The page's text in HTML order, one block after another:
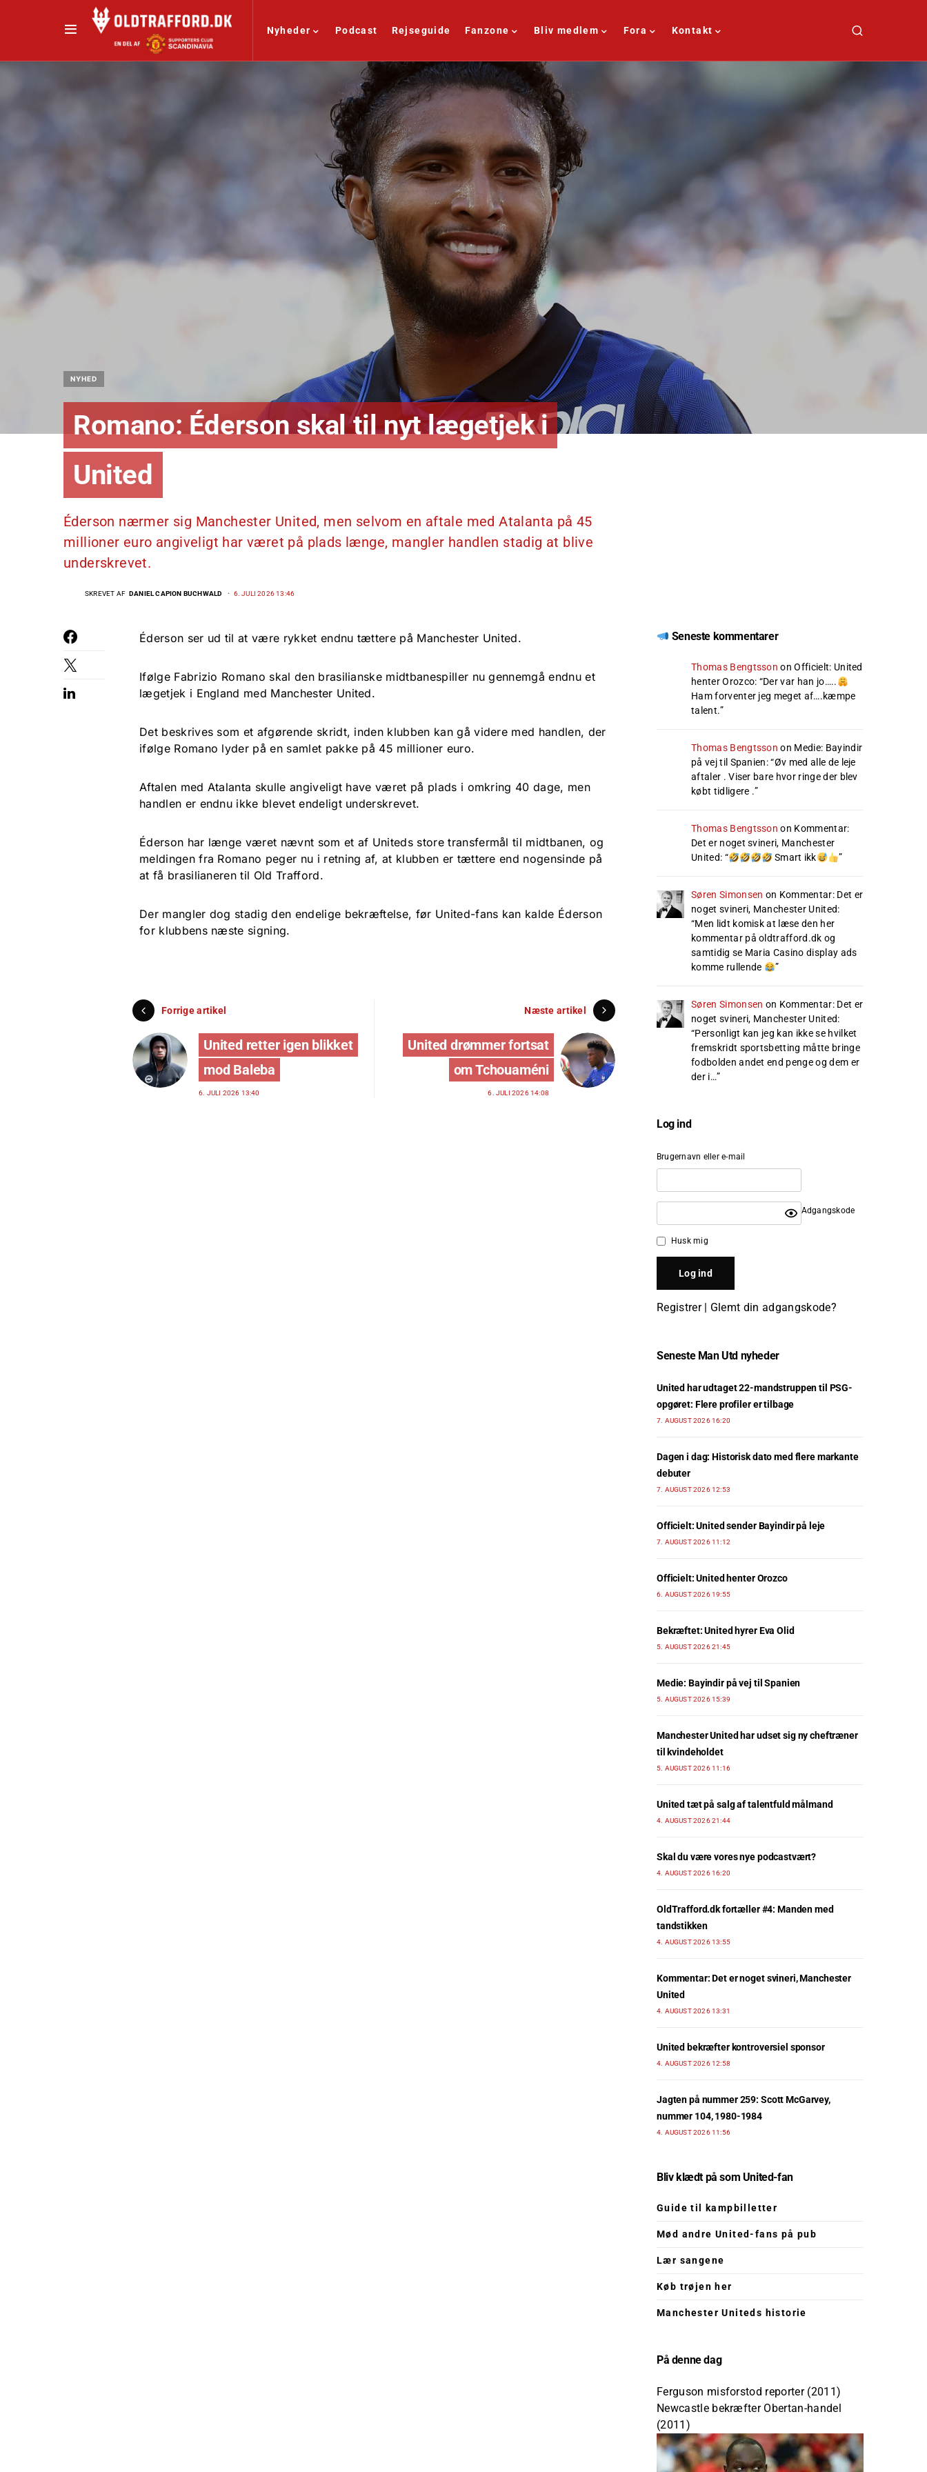
Nyheder Podcast Rejseguide Fanzone Bliv medlem Fora Kontakt
NYHED
Romano: Éderson skal til nyt lægetjek i
United
Éderson nærmer sig Manchester United, men selvom en aftale med Atalanta på 45
millioner euro angiveligt har været på plads længe, mangler handlen stadig at blive
underskrevet.
SKREVET AF DANIEL CAPION BUCHWALD 6. JULI 2026 13:46
Éderson ser ud til at være rykket endnu tættere på Manchester United.
Ifølge Fabrizio Romano skal den brasilianske midtbanespiller nu gennemgå endnu et
lægetjek i England med Manchester United.
Det beskrives som et afgørende skridt, inden klubben kan gå videre med handlen, der
ifølge Romano lyder på en samlet pakke på 45 millioner euro.
Aftalen med Atalanta skulle angiveligt have været på plads i omkring 40 dage, men
handlen er endnu ikke blevet endeligt underskrevet.
Éderson har længe været nævnt som et af Uniteds store transfermål til midtbanen, og
meldingen fra Romano peger nu i retning af, at klubben er tættere end nogensinde på
at få brasilianeren til Old Trafford.
Der mangler dog stadig den endelige bekræftelse, før United-fans kan kalde Éderson
for klubbens næste signing.
Forrige artikel
United retter igen blikket
mod Baleba
6. JULI 2026 13:40
Næste artikel
United drømmer fortsat
om Tchouaméni
6. JULI 2026 14:08
Seneste kommentarer
Thomas Bengtsson onOfficielt: United
henter Orozco: “Der var han jo…..
Ham forventer jeg meget af….kæmpe
talent.”
Thomas Bengtsson on Medie: Bayindir
på vej til Spanien: “Øv med alle de leje
aftaler . Viser bare hvor ringe der blev
købt tidligere .”
Thomas Bengtsson on Kommentar:
Det er noget svineri, Manchester
United: “ Smart ikk ”
Søren Simonsen on Kommentar: Det er
noget svineri, Manchester United:
“Men lidt komisk at læse den her
kommentar på oldtrafford.dk og
samtidig se Maria Casino display ads
komme rullende
”
Søren Simonsen on Kommentar: Det er
noget svineri, Manchester United:
“Personligt kan jeg kan ikke se hvilket
fremskridt sportsbetting måtte bringe
fodbolden andet end penge og dem er
der i…”
Log ind
Brugernavn eller e-mail
Adgangskode
Husk mig
Registrer| Glemt din adgangskode?
Seneste Man Utd nyheder
United har udtaget 22-mandstruppen til PSG-
opgøret: Flere profiler er tilbage
7. AUGUST 2026 16:20
Dagen i dag: Historisk dato med flere markante
debuter
7. AUGUST 2026 12:53
Officielt: United sender Bayindir på leje
7. AUGUST 2026 11:12
Officielt: United henter Orozco
6. AUGUST 2026 19:55
Bekræftet: United hyrer Eva Olid
5. AUGUST 2026 21:45
Medie: Bayindir på vej til Spanien
5. AUGUST 2026 15:39
Manchester United har udset sig ny cheftræner
til kvindeholdet
5. AUGUST 2026 11:16
United tæt på salg af talentfuld målmand
4. AUGUST 2026 21:44
Skal du være vores nye podcastvært?
4. AUGUST 2026 16:20
OldTrafford.dk fortæller #4: Manden med
tandstikken
4. AUGUST 2026 13:55
Kommentar: Det er noget svineri, Manchester
United
4. AUGUST 2026 13:31
United bekræfter kontroversiel sponsor
4. AUGUST 2026 12:58
Jagten på nummer 259: Scott McGarvey,
nummer 104, 1980-1984
4. AUGUST 2026 11:56
Bliv klædt på som United-fan
Guide til kampbilletter
Mød andre United-fans på pub
Lær sangene
Køb trøjen her
Manchester Uniteds historie
På denne dag
Ferguson misforstod reporter (2011)
Newcastle bekræfter Obertan-handel
(2011)